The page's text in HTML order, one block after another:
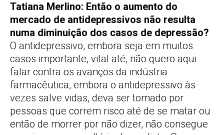
Tatiana Merlino: Então o aumento do
mercado de antidepressivos não resulta
numa diminuição dos casos de depressão?
O antidepressivo, embora seja em muitos
casos importante, vital até, não quero aqui
falar contra os avanços da indústria
farmacêutica, embora o antidepressivo às
vezes salve vidas, deva ser tomado por
pessoas que correm risco até de se matar ou
então de morrer por não dizer, não consegue